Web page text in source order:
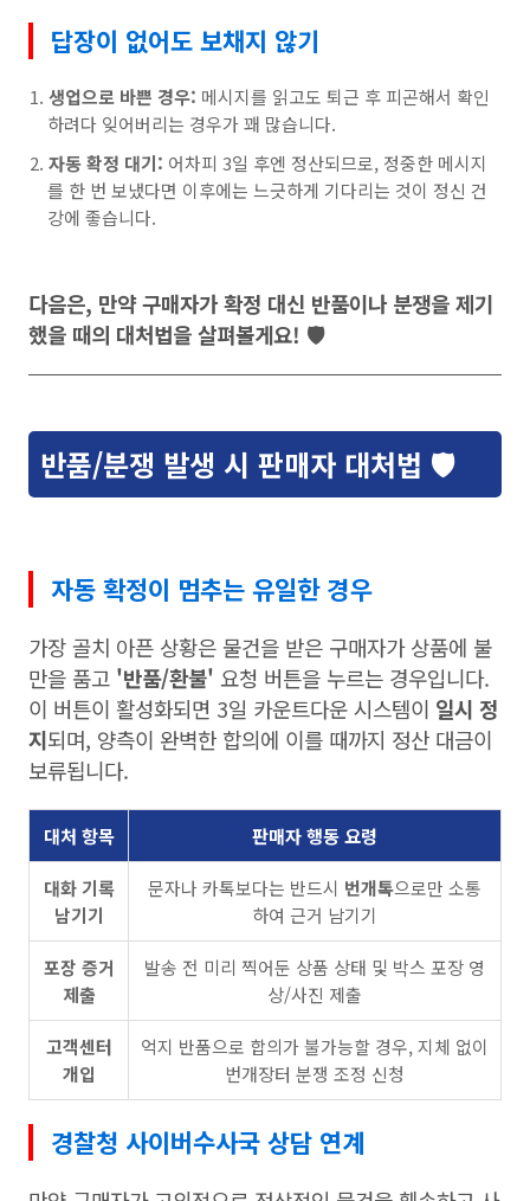
답장이 없어도 보채지 않기
생업으로 바쁜 경우: 메시지를 읽고도 퇴근 후 피곤해서 확인
하려다 잊어버리는 경우가 꽤 많습니다.
자동 확정 대기: 어차피 3일 후엔 정산되므로, 정중한 메시지
를 한 번 보냈다면 이후에는 느긋하게 기다리는 것이 정신 건
강에 좋습니다.
다음은, 만약 구매자가 확정 대신 반품이나 분쟁을 제기
했을 때의 대처법을 살펴볼게요! 🛡️
반품/분쟁 발생 시 판매자 대처법 🛡️
자동 확정이 멈추는 유일한 경우
가장 골치 아픈 상황은 물건을 받은 구매자가 상품에 불
만을 품고 '반품/환불' 요청 버튼을 누르는 경우입니다.
이 버튼이 활성화되면 3일 카운트다운 시스템이 일시 정
지되며, 양측이 완벽한 합의에 이를 때까지 정산 대금이
보류됩니다.
대처 항목 판매자 행동 요령
대화 기록
남기기
문자나 카톡보다는 반드시 번개톡으로만 소통
하여 근거 남기기
포장 증거
제출
발송 전 미리 찍어둔 상품 상태 및 박스 포장 영
상/사진 제출
고객센터
개입
억지 반품으로 합의가 불가능할 경우, 지체 없이
번개장터 분쟁 조정 신청
경찰청 사이버수사국 상담 연계